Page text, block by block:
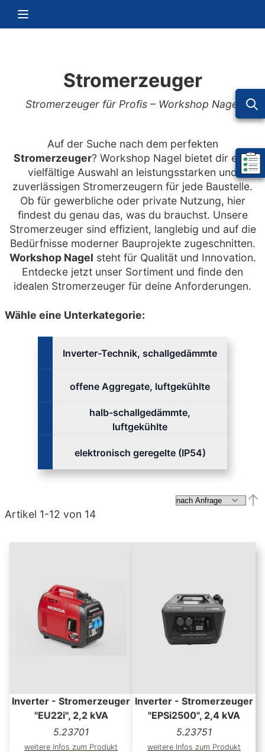
Navigation umschalten
Mein
Stromerzeuger
Stromerzeuger für Profis – Workshop Nagel
Auf der Suche nach dem perfekten
Stromerzeuger? Workshop Nagel bietet dir eine
vielfältige Auswahl an leistungsstarken und
zuverlässigen Stromerzeugern für jede Baustelle.
Ob für gewerbliche oder private Nutzung, hier
findest du genau das, was du brauchst. Unsere
Stromerzeuger sind effizient, langlebig und auf die
Bedürfnisse moderner Bauprojekte zugeschnitten.
Workshop Nagel steht für Qualität und Innovation.
Entdecke jetzt unser Sortiment und finde den
idealen Stromerzeuger für deine Anforderungen.
Wähle eine Unterkategorie:
Inverter-Technik, schallgedämmte
offene Aggregate, luftgekühlte
halb-schallgedämmte,
luftgekühlte
elektronisch geregelte (IP54)
Artikel 1-12 von 14
Inverter - Stromerzeuger
"EU22i", 2,2 kVA
5.23701
weitere Infos zum Produkt
Inverter - Stromerzeuger
"EPSi2500", 2,4 kVA
5.23751
weitere Infos zum Produkt